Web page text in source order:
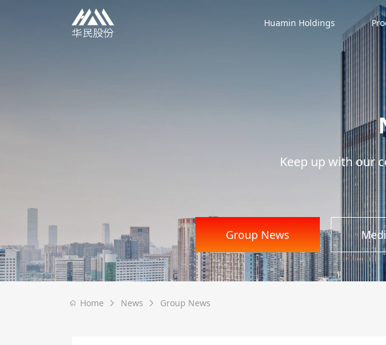
Huamin Holdings
Keep up with our
Group News
Home News Group News